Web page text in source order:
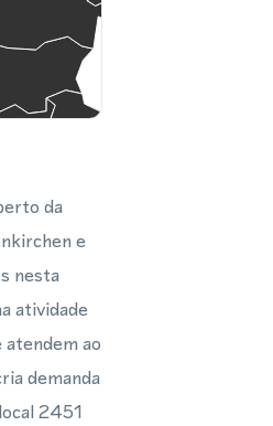
da
e
nesta
atividade
ao
demanda
2451